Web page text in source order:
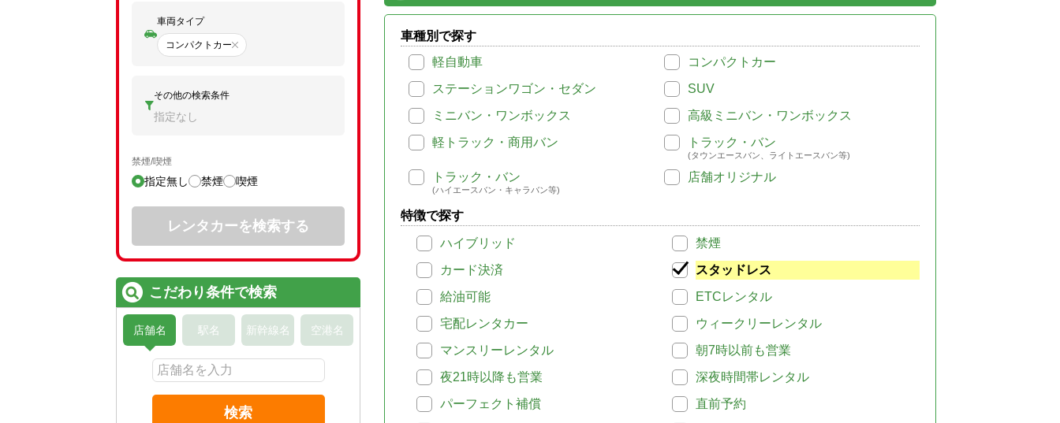
車種別で探す
軽自動車
コンパクトカー
ステーションワゴン・セダン
SUV
ミニバン・ワンボックス
高級ミニバン・ワンボックス
軽トラック・商用バン
トラック・バン
(タウンエースバン、ライトエースバン等)
トラック・バン
(ハイエースバン・キャラバン等)
店舗オリジナル
特徴で探す
ハイブリッド
禁煙
カード決済
スタッドレス
給油可能
ETCレンタル
宅配レンタカー
ウィークリーレンタル
マンスリーレンタル
朝7時以前も営業
夜21時以降も営業
深夜時間帯レンタル
パーフェクト補償
直前予約
車両タイプ
コンパクトカー
その他の検索条件
指定なし
禁煙/喫煙
指定無し 禁煙 喫煙
レンタカーを検索する
こだわり条件で検索
店舗名 駅名 新幹線名 空港名
検索